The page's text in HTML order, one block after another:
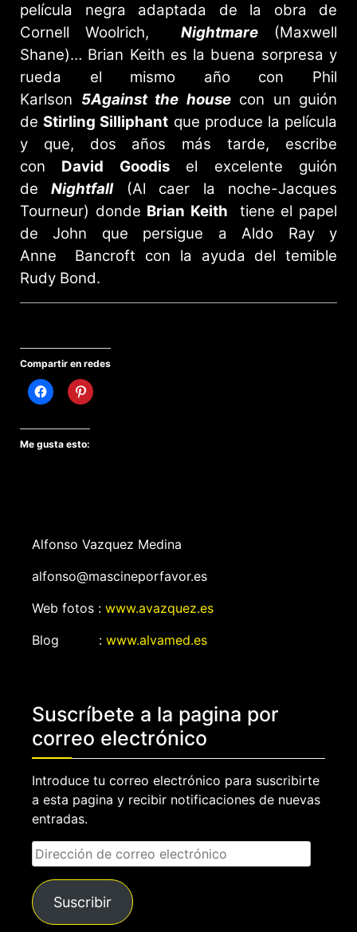
película negra adaptada de la obra de
Cornell Woolrich, Nightmare (Maxwell
Shane)… Brian Keith es la buena sorpresa y
rueda el mismo año con Phil
Karlson 5Against the housecon un guión
deStirling Silliphant que produce la película
y que, dos años más tarde, escribe
con David Goodisel excelente guión
deNightfall(Al caer la noche-Jacques
Tourneur) donde Brian Keith tiene el papel
de John que persigue a Aldo Ray y
Anne Bancroft con la ayuda del temible
Rudy Bond.
Compartir en redes
Me gusta esto:
Alfonso Vazquez Medina
alfonso@mascineporfavor.es
Web fotos : www.avazquez.es
Blog : www.alvamed.es
Suscríbete a la pagina por
correo electrónico
Introduce tu correo electrónico para suscribirte
a esta pagina y recibir notificaciones de nuevas
entradas.
Dirección
de
correo
electrónico
Suscribir